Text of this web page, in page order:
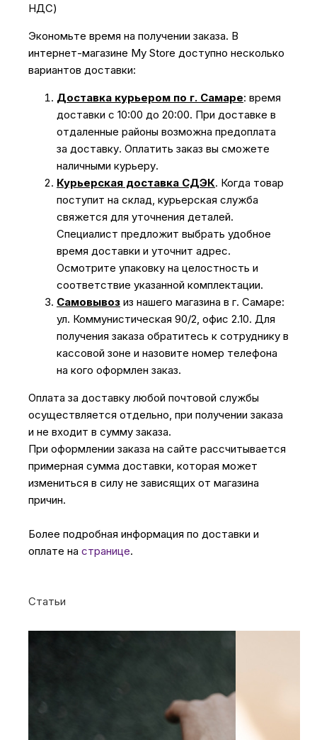
НДС)
Экономьте время на получении заказа. В
интернет-магазине My Store доступно несколько
вариантов доставки:
Доставка курьером по г. Самаре: время
доставки с 10:00 до 20:00. При доставке в
отдаленные районы возможна предоплата
за доставку. Оплатить заказ вы сможете
наличными курьеру.
Курьерская доставка СДЭК. Когда товар
поступит на склад, курьерская служба
свяжется для уточнения деталей.
Специалист предложит выбрать удобное
время доставки и уточнит адрес.
Осмотрите упаковку на целостность и
соответствие указанной комплектации.
Самовывоз из нашего магазина в г. Самаре:
ул. Коммунистическая 90/2, офис 2.10. Для
получения заказа обратитесь к сотруднику в
кассовой зоне и назовите номер телефона
на кого оформлен заказ.
Оплата за доставку любой почтовой службы
осуществляется отдельно, при получении заказа
и не входит в сумму заказа.
При оформлении заказа на сайте рассчитывается
примерная сумма доставки, которая может
измениться в силу не зависящих от магазина
причин.
Более подробная информация по доставки и
оплате на странице.
Статьи